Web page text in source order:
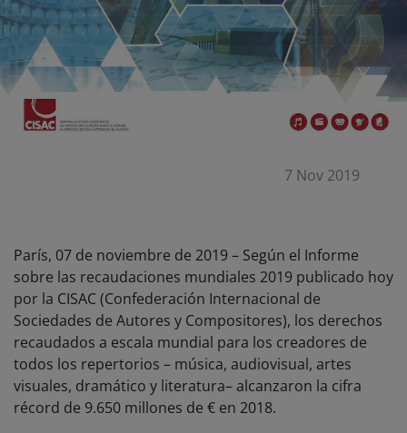
7 Nov 2019
París, 07 de noviembre de 2019 – Según el Informe
sobre las recaudaciones mundiales 2019 publicado hoy
por la CISAC (Confederación Internacional de
Sociedades de Autores y Compositores), los derechos
recaudados a escala mundial para los creadores de
todos los repertorios – música, audiovisual, artes
visuales, dramático y literatura– alcanzaron la cifra
récord de 9.650 millones de € en 2018.